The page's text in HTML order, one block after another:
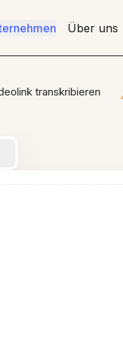
Über uns
transkribieren